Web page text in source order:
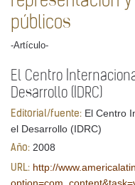
públicos
-Artículo-
El Centro
Desarrollo (IDRC)
Editorial/fuente: El Centro
el Desarrollo (IDRC)
Año: 2008
URL: http://